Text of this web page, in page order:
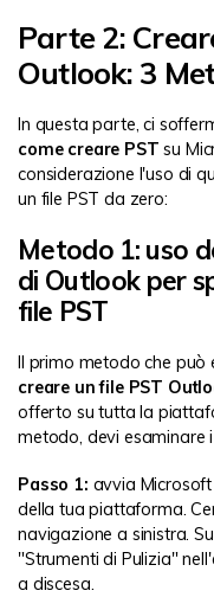
Parte 2:
Outlook: 3
In questa parte, ci
come creare PSTsu
considerazione l'uso di
un file PST da zero:
Metodo 1: uso
di Outlook per
file PST
Il primo metodo che può
creare un file PST
offerto su tutta la
metodo, devi esaminare
Passo 1: avvia
della tua piattaforma.
navigazione a sinistra.
"Strumenti di Pulizia"
a discesa.